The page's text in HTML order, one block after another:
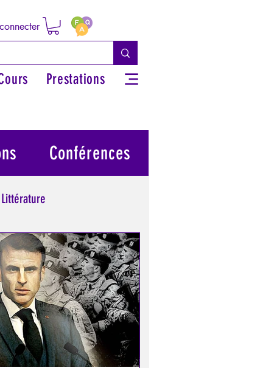
Prestations
Littérature
Philosophie
Interviews
Conférences